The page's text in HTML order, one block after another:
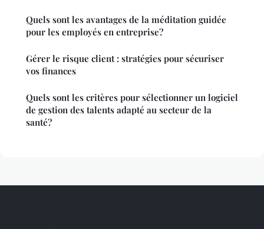
Quels sont les avantages de la méditation guidée
pour les employés en entreprise?
Gérer le risque client : stratégies pour sécuriser
vos finances
Quels sont les critères pour sélectionner un logiciel
de gestion des talents adapté au secteur de la
santé?